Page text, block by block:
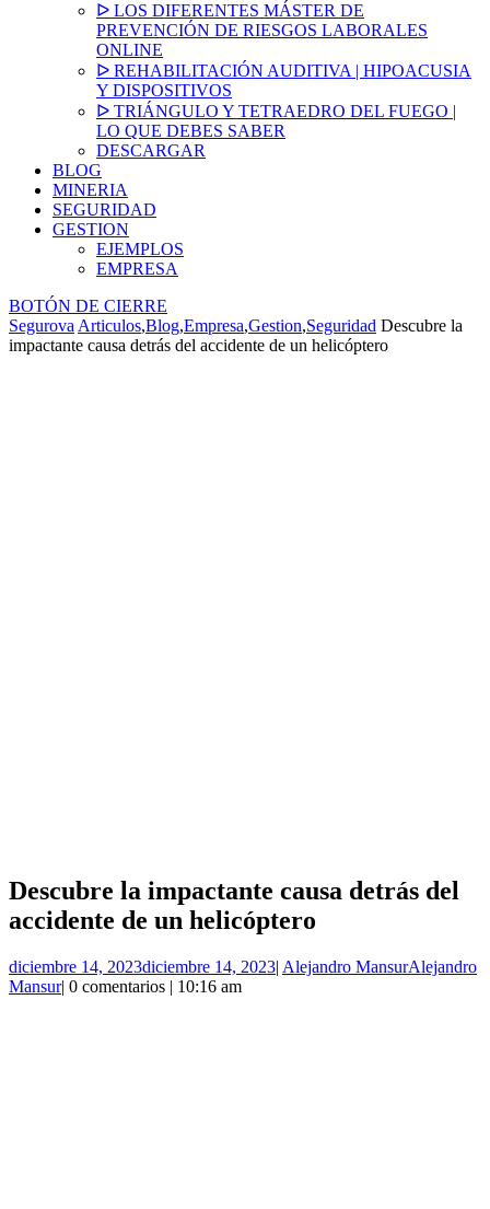
ᐅ LOS DIFERENTES MÁSTER DE
PREVENCIÓN DE RIESGOS LABORALES
ONLINE
ᐅ REHABILITACIÓN AUDITIVA | HIPOACUSIA
Y DISPOSITIVOS
ᐅ TRIÁNGULO Y TETRAEDRO DEL FUEGO |
LO QUE DEBES SABER
DESCARGAR
BLOG
MINERIA
SEGURIDAD
GESTION
EJEMPLOS
EMPRESA
BOTÓN DE CIERRE
Segurova Articulos,Blog,Empresa,Gestion,Seguridad Descubre la
impactante causa detrás del accidente de un helicóptero
Descubre la impactante causa detrás del
accidente de un helicóptero
diciembre 14, 2023diciembre 14, 2023| Alejandro MansurAlejandro
Mansur| 0 comentarios | 10:16 am